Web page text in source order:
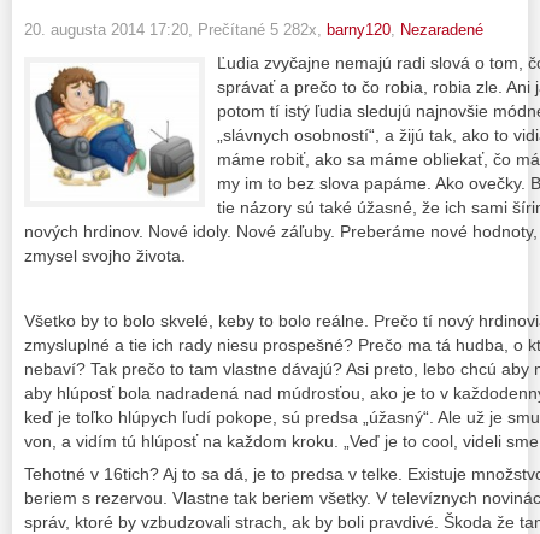
20. augusta 2014 17:20 , Prečítané 5 282x, barny120 Nezaradené
Ľudia zvyčajne nemajú radi slová o tom,
správať a prečo to čo robia, robia zle. Ani
potom tí istý ľudia sledujú najnovšie
„slávnych osobností“, a žijú tak, ako to
máme robiť, ako sa máme obliekať, čo
my im to bez slova papáme. Ako ovečky.
tie názory sú také úžasné, že ich sami
nových hrdinov. Nové idoly. Nové záľuby. Preberáme nové
zmysel svojho života.
Všetko by to bolo skvelé, keby to bolo reálne. Prečo tí nový
zmysluplné a tie ich rady niesu prospešné? Prečo ma tá hudba, o
nebaví? Tak prečo to tam vlastne dávajú? Asi preto, lebo chcú aby
aby hlúposť bola nadradená nad múdrosťou, ako je to v
keď je toľko hlúpych ľudí pokope, sú predsa „úžasný“. Ale už je
von, a vidím tú hlúposť na každom kroku. „Veď je to cool, videli
Tehotné v 16tich? Aj to sa dá, je to predsa v telke. Existuje
beriem s rezervou. Vlastne tak beriem všetky. V televíznych
správ, ktoré by vzbudzovali strach, ak by boli pravdivé. Škoda že